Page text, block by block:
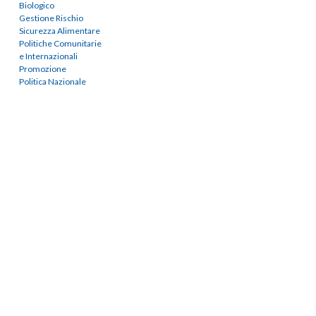
Biologico
Gestione Rischio
Sicurezza Alimentare
Politiche Comunitarie
e Internazionali
Promozione
Politica Nazionale